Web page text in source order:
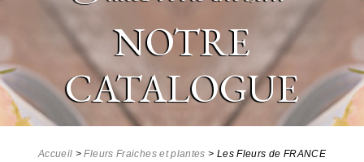
NOTRE
CATALOGUE
Accueil > Fleurs Fraiches et plantes > Les Fleurs de FRANCE